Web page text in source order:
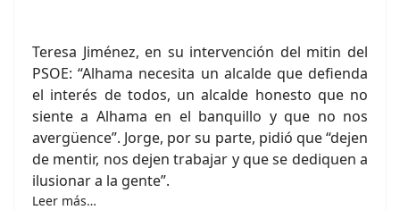
Teresa Jiménez, en su intervención del mitin del
PSOE: “Alhama necesita un alcalde que defienda
el interés de todos, un alcalde honesto que no
siente a Alhama en el banquillo y que no nos
avergüence”. Jorge, por su parte, pidió que “dejen
de mentir, nos dejen trabajar y que se dediquen a
ilusionar a la gente”.
Leer más…